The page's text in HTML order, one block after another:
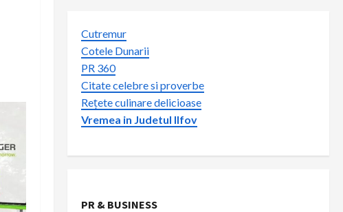
Cutremur
Cotele Dunarii
PR 360
Citate celebre si proverbe
Rețete culinare delicioase
Vremea in Judetul Ilfov
PR & BUSINESS